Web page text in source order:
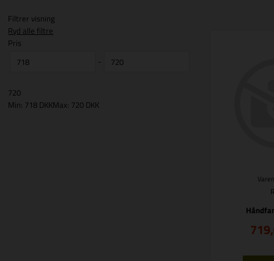
Filtrer visning
Ryd alle filtre
Pris
-
720
Min: 718 DKKMax: 720 DKK